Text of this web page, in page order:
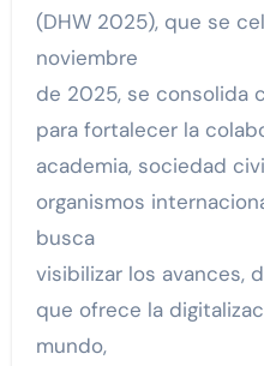
(DHW 2025), que se
noviembre
de 2025, se consolida
para fortalecer la
academia, sociedad
organismos
busca
visibilizar los avances,
que ofrece la
mundo,